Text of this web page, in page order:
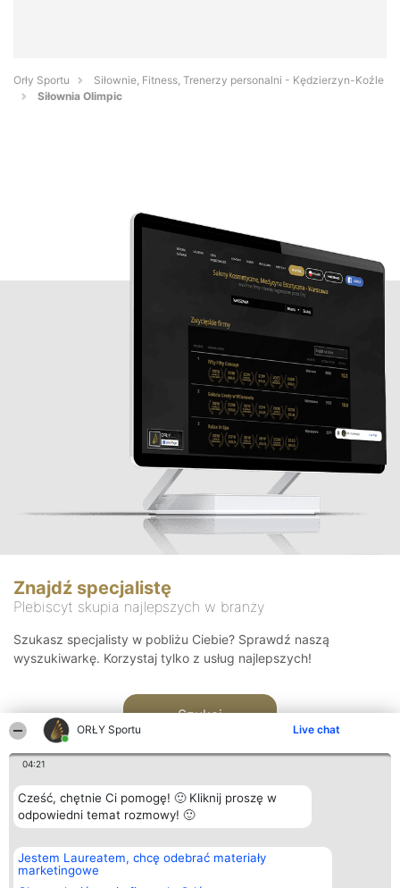
ORŁY Sportu Live chat
04:21
Cześć, chętnie Ci pomogę! 🙂 Kliknij proszę w
odpowiedni temat rozmowy! 🙂
Jestem Laureatem, chcę odebrać materiały
marketingowe
Orły Sportu
Siłownie, Fitness, Trenerzy personalni - Kędzierzyn-Koźle
Siłownia Olimpic
Znajdź specjalistę
Plebiscyt skupia najlepszych w branży
Szukasz specjalisty w pobliżu Ciebie? Sprawdź naszą
wyszukiwarkę. Korzystaj tylko z usług najlepszych!
Szukaj
Organizator plebiscytu
Bright Side Solutions sp. z o.
o. sp. k.
ul. Ruska 22
Plebiscyt
Laureaci
wszystkich
Kontakt
Kontakt